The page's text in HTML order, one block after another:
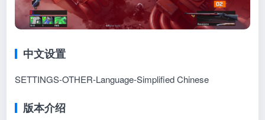
中文设置
SETTINGS-OTHER-Language-Simplified Chinese
版本介绍